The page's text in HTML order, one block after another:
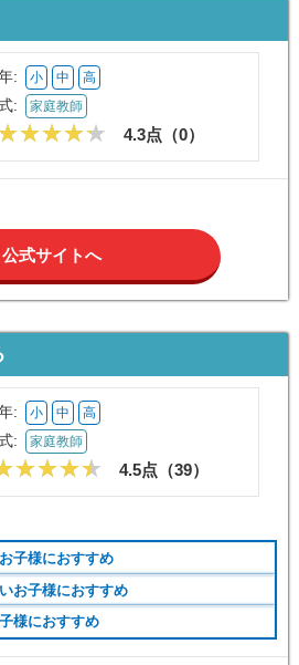
: 小 中 高
: 家庭教師
4.3点（0）
公式サイトへ
: 小 中 高
: 家庭教師
4.5点（39）
子様におすすめ
お子様におすすめ
様におすすめ